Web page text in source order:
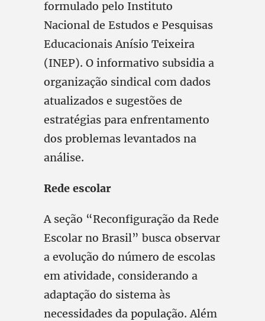
formulado pelo Instituto
Nacional de Estudos e Pesquisas
Educacionais Anísio Teixeira
(INEP). O informativo subsidia a
organização sindical com dados
atualizados e sugestões de
estratégias para enfrentamento
dos problemas levantados na
análise.
Rede escolar
A seção “Reconfiguração da Rede
Escolar no Brasil” busca observar
a evolução do número de escolas
em atividade, considerando a
adaptação do sistema às
necessidades da população. Além